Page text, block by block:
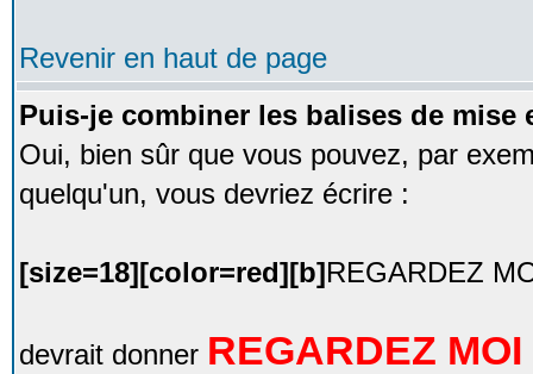
Revenir en haut de page
Puis-je combiner les balises de mise
Oui, bien sûr que vous pouvez, par
quelqu'un, vous devriez écrire :
[size=18][color=red][b]REGARDEZ
devrait donner REGARDEZ MOI